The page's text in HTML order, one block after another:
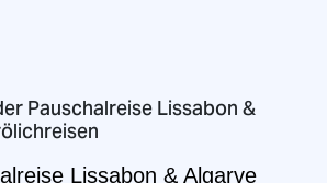
Pauschalreise Lissabon &
Lissabon & Algarve